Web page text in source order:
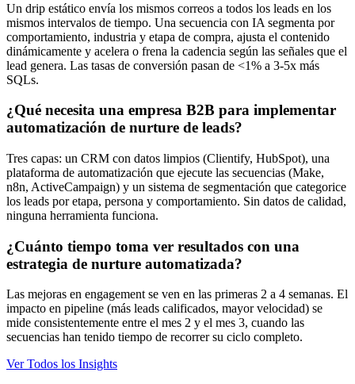
Un drip estático envía los mismos correos a todos los leads en los
mismos intervalos de tiempo. Una secuencia con IA segmenta por
comportamiento, industria y etapa de compra, ajusta el contenido
dinámicamente y acelera o frena la cadencia según las señales que el
lead genera. Las tasas de conversión pasan de <1% a 3-5x más
SQLs.
¿Qué necesita una empresa B2B para implementar
automatización de nurture de leads?
Tres capas: un CRM con datos limpios (Clientify, HubSpot), una
plataforma de automatización que ejecute las secuencias (Make,
n8n, ActiveCampaign) y un sistema de segmentación que categorice
los leads por etapa, persona y comportamiento. Sin datos de calidad,
ninguna herramienta funciona.
¿Cuánto tiempo toma ver resultados con una
estrategia de nurture automatizada?
Las mejoras en engagement se ven en las primeras 2 a 4 semanas. El
impacto en pipeline (más leads calificados, mayor velocidad) se
mide consistentemente entre el mes 2 y el mes 3, cuando las
secuencias han tenido tiempo de recorrer su ciclo completo.
Ver Todos los Insights